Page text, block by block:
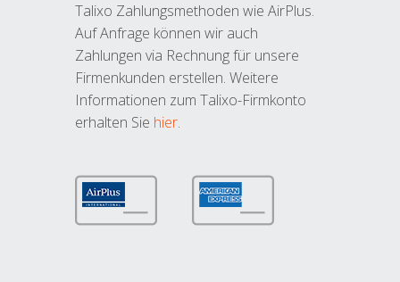
Talixo Zahlungsmethoden wie AirPlus.
Auf Anfrage können wir auch
Zahlungen via Rechnung für unsere
Firmenkunden erstellen. Weitere
Informationen zum Talixo-Firmkonto
erhalten Sie hier.